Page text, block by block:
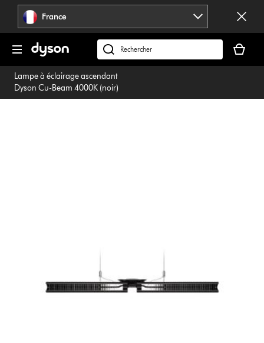
Sauter
pages
France
Rechercher
des
produits
panier
est
Lampe à éclairage ascendant
Dyson Cu-Beam 4000K (noir)